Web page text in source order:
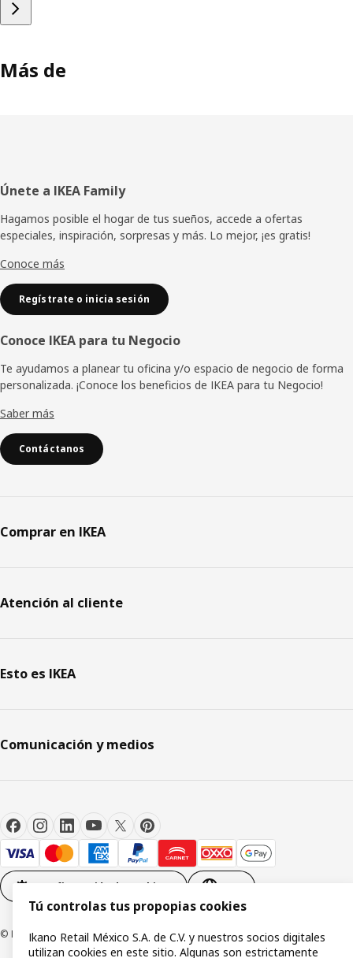
Más de
Pie
de
página
Únete a IKEA Family
Hagamos posible el hogar de tus sueños, accede a ofertas
especiales, inspiración, sorpresas y más. Lo mejor, ¡es gratis!
Conoce más
Regístrate o inicia sesión
Conoce IKEA para tu Negocio
Te ayudamos a planear tu oficina y/o espacio de negocio de forma
personalizada. ¡Conoce los beneficios de IKEA para tu Negocio!
Saber más
Contáctanos
Comprar en IKEA
Atención al cliente
Esto es IKEA
Comunicación y medios
Configuración de cookies
© Inter IKEA Systems B.V.1999-2026
Tú controlas tus propopias cookies
Ikano Retail México S.A. de C.V. y nuestros socios digitales
utilizan cookies en este sitio. Algunas son estrictamente